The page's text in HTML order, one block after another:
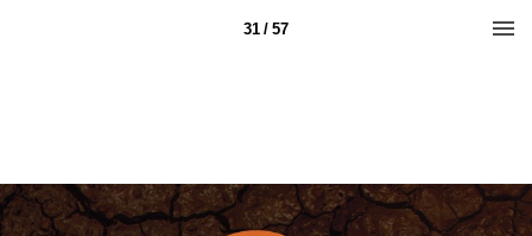
31 / 57